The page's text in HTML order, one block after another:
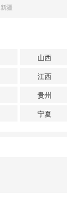
新疆
山西
江西
贵州
宁夏